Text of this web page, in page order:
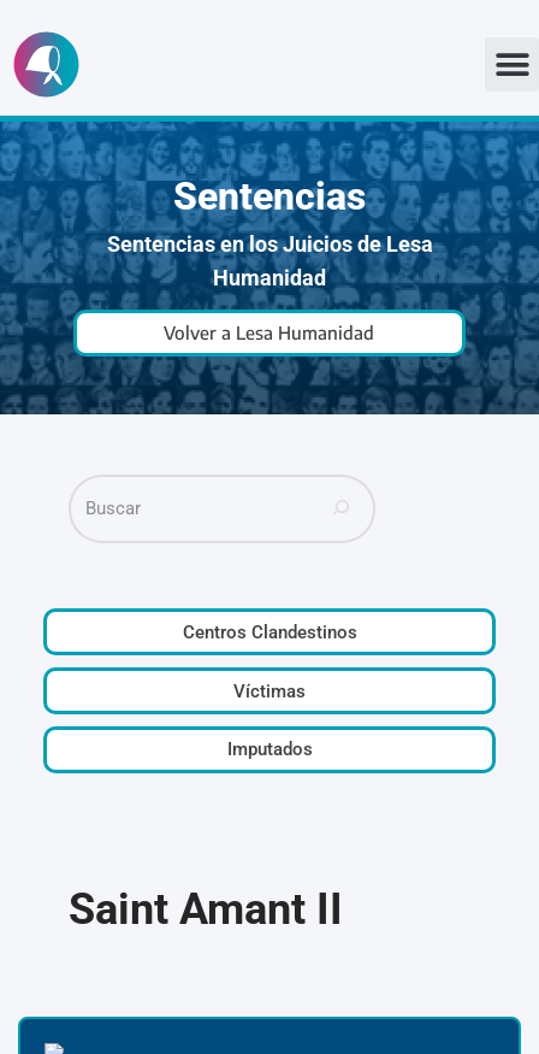
Ir
al
contenido
Sentencias
Sentencias en los Juicios de Lesa
Humanidad
Volver a Lesa Humanidad
Centros Clandestinos
Víctimas
Imputados
Saint Amant II